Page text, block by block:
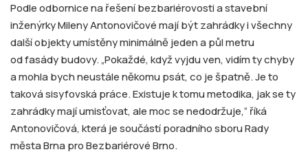
Podle odbornice na řešení bezbariérovosti a stavební
inženýrky Mileny Antonovičové mají být zahrádky i všechny
další objekty umístěny minimálně jeden a půl metru
od fasády budovy. „Pokaždé, když vyjdu ven, vidím ty chyby
a mohla bych neustále někomu psát, co je špatně. Je to
taková sisyfovská práce. Existuje k tomu metodika, jak se ty
zahrádky mají umisťovat, ale moc se nedodržuje,“ říká
Antonovičová, která je součástí poradního sboru Rady
města Brna pro Bezbariérové Brno.